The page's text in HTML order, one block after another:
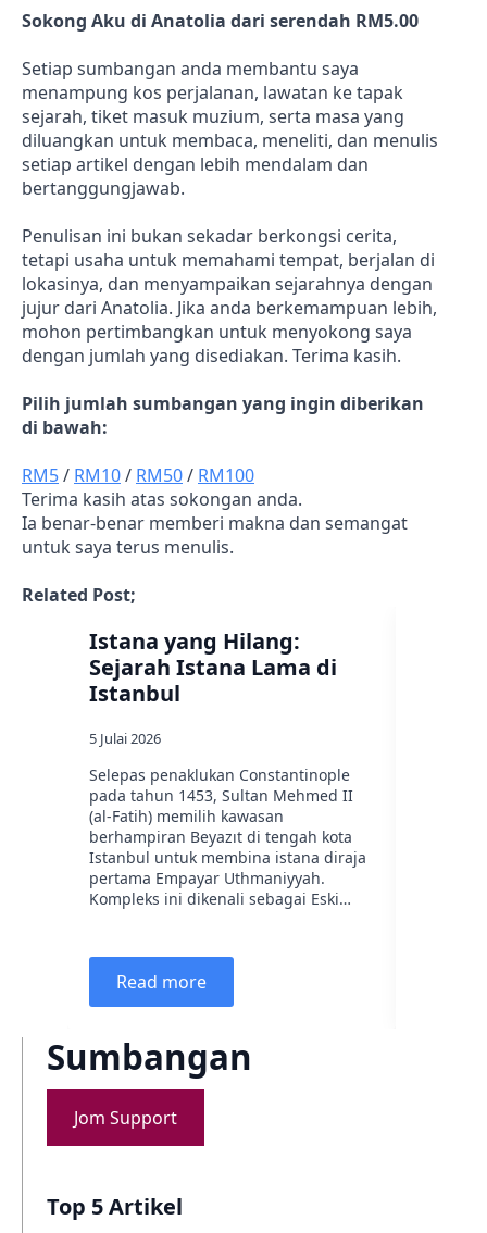
Sokong Aku di Anatolia dari serendah RM5.00
Setiap sumbangan anda membantu saya
menampung kos perjalanan, lawatan ke tapak
sejarah, tiket masuk muzium, serta masa yang
diluangkan untuk membaca, meneliti, dan menulis
setiap artikel dengan lebih mendalam dan
bertanggungjawab.
Penulisan ini bukan sekadar berkongsi cerita,
tetapi usaha untuk memahami tempat, berjalan di
lokasinya, dan menyampaikan sejarahnya dengan
jujur dari Anatolia. Jika anda berkemampuan lebih,
mohon pertimbangkan untuk menyokong saya
dengan jumlah yang disediakan. Terima kasih.
Pilih jumlah sumbangan yang ingin diberikan
di bawah:
RM5/ RM10/ RM50/ RM100
Terima kasih atas sokongan anda.
Ia benar-benar memberi makna dan semangat
untuk saya terus menulis.
Related Post;
Istana yang Hilang:
Sejarah Istana Lama di
Istanbul
5 Julai 2026
Selepas penaklukan Constantinople
pada tahun 1453, Sultan Mehmed II
(al-Fatih) memilih kawasan
berhampiran Beyazıt di tengah kota
Istanbul untuk membina istana diraja
pertama Empayar Uthmaniyyah.
Kompleks ini dikenali sebagai Eski…
Read more
Sumbangan
Jom Support
Top 5 Artikel